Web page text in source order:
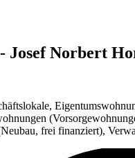
Josef Norbert
frei finanziert),